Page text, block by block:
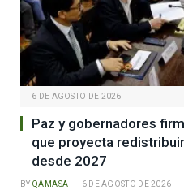
6 DE AGOSTO DE 2026
Paz y gobernadores
que proyecta
desde 2027
BY QAMASA 6 DE AGOSTO DE 2026